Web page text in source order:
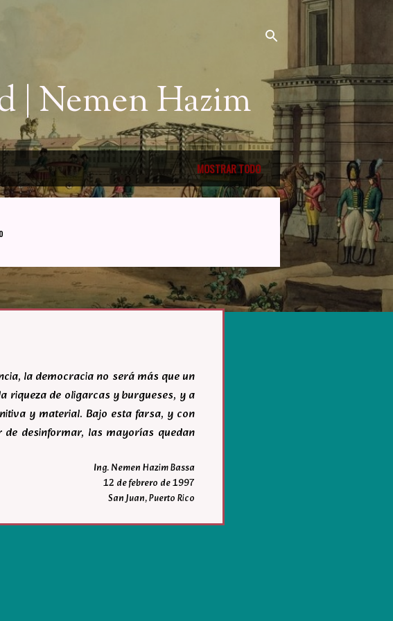
| Nemen Hazim
MOSTRAR TODO
la democracia no será más que un
riqueza de oligarcas y burgueses, y a
y material. Bajo esta farsa, y con
desinformar, las mayorías quedan
Ing. Nemen Hazim Bassa
12 de febrero de 1997
San Juan, Puerto Rico